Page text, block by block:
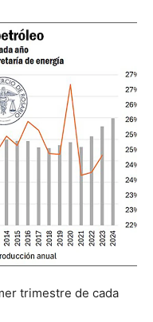
trimestre de cada